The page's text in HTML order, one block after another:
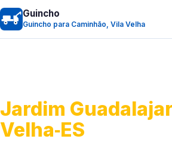
Guincho
Guincho para Caminhão, Vila Velha
Jardim
Velha‑ES